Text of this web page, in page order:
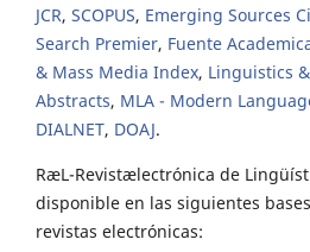
JCR, SCOPUS, Emerging Sources
Search Premier, Fuente
& Mass Media Index, Linguistics
Abstracts, MLA - Modern
DIALNET, DOAJ.
RæL-Revistælectrónica de
disponible en las siguientes
revistas electrónicas: